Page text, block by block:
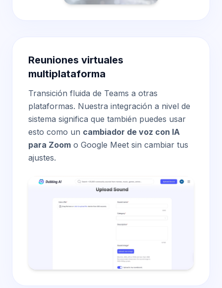
Reuniones virtuales
multiplataforma
Transición fluida de Teams a otras
plataformas. Nuestra integración a nivel de
sistema significa que también puedes usar
esto como un cambiador de voz con IA
para Zoom o Google Meet sin cambiar tus
ajustes.